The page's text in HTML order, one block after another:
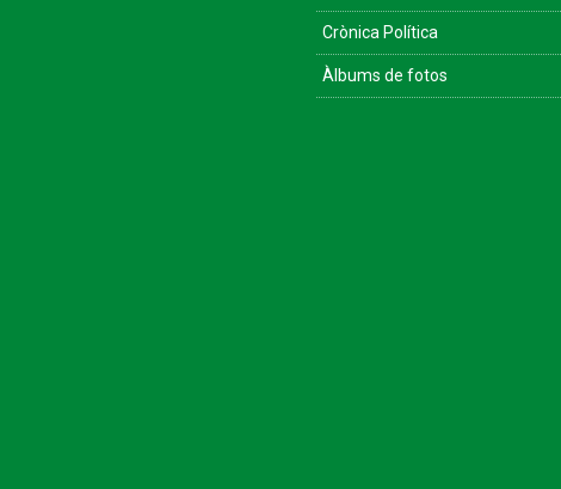
Crònica Política
Àlbums de fotos